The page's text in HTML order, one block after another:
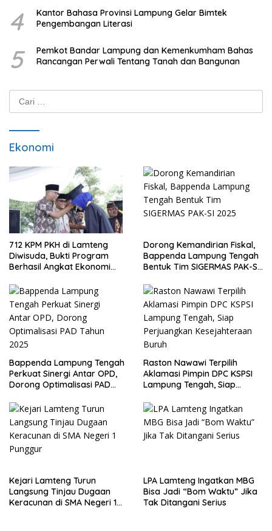
4
Kantor Bahasa Provinsi Lampung Gelar Bimtek
Pengembangan Literasi
5
Pemkot Bandar Lampung dan Kemenkumham Bahas
Rancangan Perwali Tentang Tanah dan Bangunan
Cari
untuk:
Ekonomi
712 KPM PKH di Lamteng
Diwisuda, Bukti Program
Berhasil Angkat Ekonomi
Dorong Kemandirian Fiskal,
Bappenda Lampung Tengah
Bentuk Tim SIGERMAS PAK-SI
Bappenda Lampung Tengah
Perkuat Sinergi Antar OPD,
Dorong Optimalisasi PAD
Raston Nawawi Terpilih
Aklamasi Pimpin DPC KSPSI
Lampung Tengah, Siap
Buruh
Kejari Lamteng Turun
Langsung Tinjau Dugaan
Keracunan di SMA Negeri 1
LPA Lamteng Ingatkan MBG
Bisa Jadi “Bom Waktu” Jika
Tak Ditangani Serius